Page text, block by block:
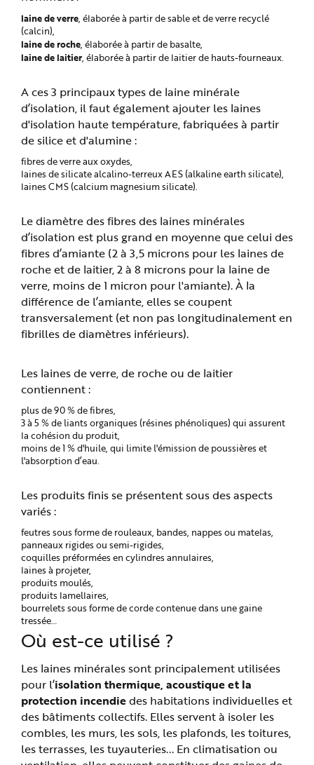
laine de verre, élaborée à partir de sable et de verre recyclé
(calcin),
laine de roche, élaborée à partir de basalte,
laine de laitier, élaborée à partir de laitier de hauts-fourneaux.
A ces 3 principaux types de laine minérale
d’isolation, il faut également ajouter les laines
d'isolation haute température, fabriquées à partir
de silice et d'alumine :
fibres de verre aux oxydes,
laines de silicate alcalino-terreux AES (alkaline earth silicate),
laines CMS (calcium magnesium silicate).
Le diamètre des fibres des laines minérales
d’isolation est plus grand en moyenne que celui des
fibres d’amiante (2 à 3,5 microns pour les laines de
roche et de laitier, 2 à 8 microns pour la laine de
verre, moins de 1 micron pour l'amiante). À la
différence de l’amiante, elles se coupent
transversalement (et non pas longitudinalement en
fibrilles de diamètres inférieurs).
Les laines de verre, de roche ou de laitier
contiennent :
plus de 90 % de fibres,
3 à 5 % de liants organiques (résines phénoliques) qui assurent
la cohésion du produit,
moins de 1 % d'huile, qui limite l'émission de poussières et
l'absorption d’eau.
Les produits finis se présentent sous des aspects
variés :
feutres sous forme de rouleaux, bandes, nappes ou matelas,
panneaux rigides ou semi-rigides,
coquilles préformées en cylindres annulaires,
laines à projeter,
produits moulés,
produits lamellaires,
bourrelets sous forme de corde contenue dans une gaine
tressée…
Où est-ce utilisé ?
Les laines minérales sont principalement utilisées
pour l’isolation thermique, acoustique et la
protection incendiedes habitations individuelles et
des bâtiments collectifs. Elles servent à isoler les
combles, les murs, les sols, les plafonds, les toitures,
les terrasses, les tuyauteries... En climatisation ou